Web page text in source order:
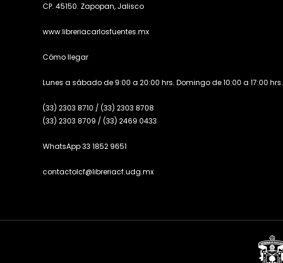
CP. 45150. Zapopan, Jalisco
www.libreriacarlosfuentes.mx
Cómo llegar
Lunes a sábado de 9:00 a 20:00 hrs. Domingo de 10:00 a 17:00 hrs.
(33) 2303 8710 / (33) 2303 8708
(33) 2303 8709 / (33) 2469 0433
WhatsApp 33 1852 9651
contactolcf@libreriacf.udg.mx